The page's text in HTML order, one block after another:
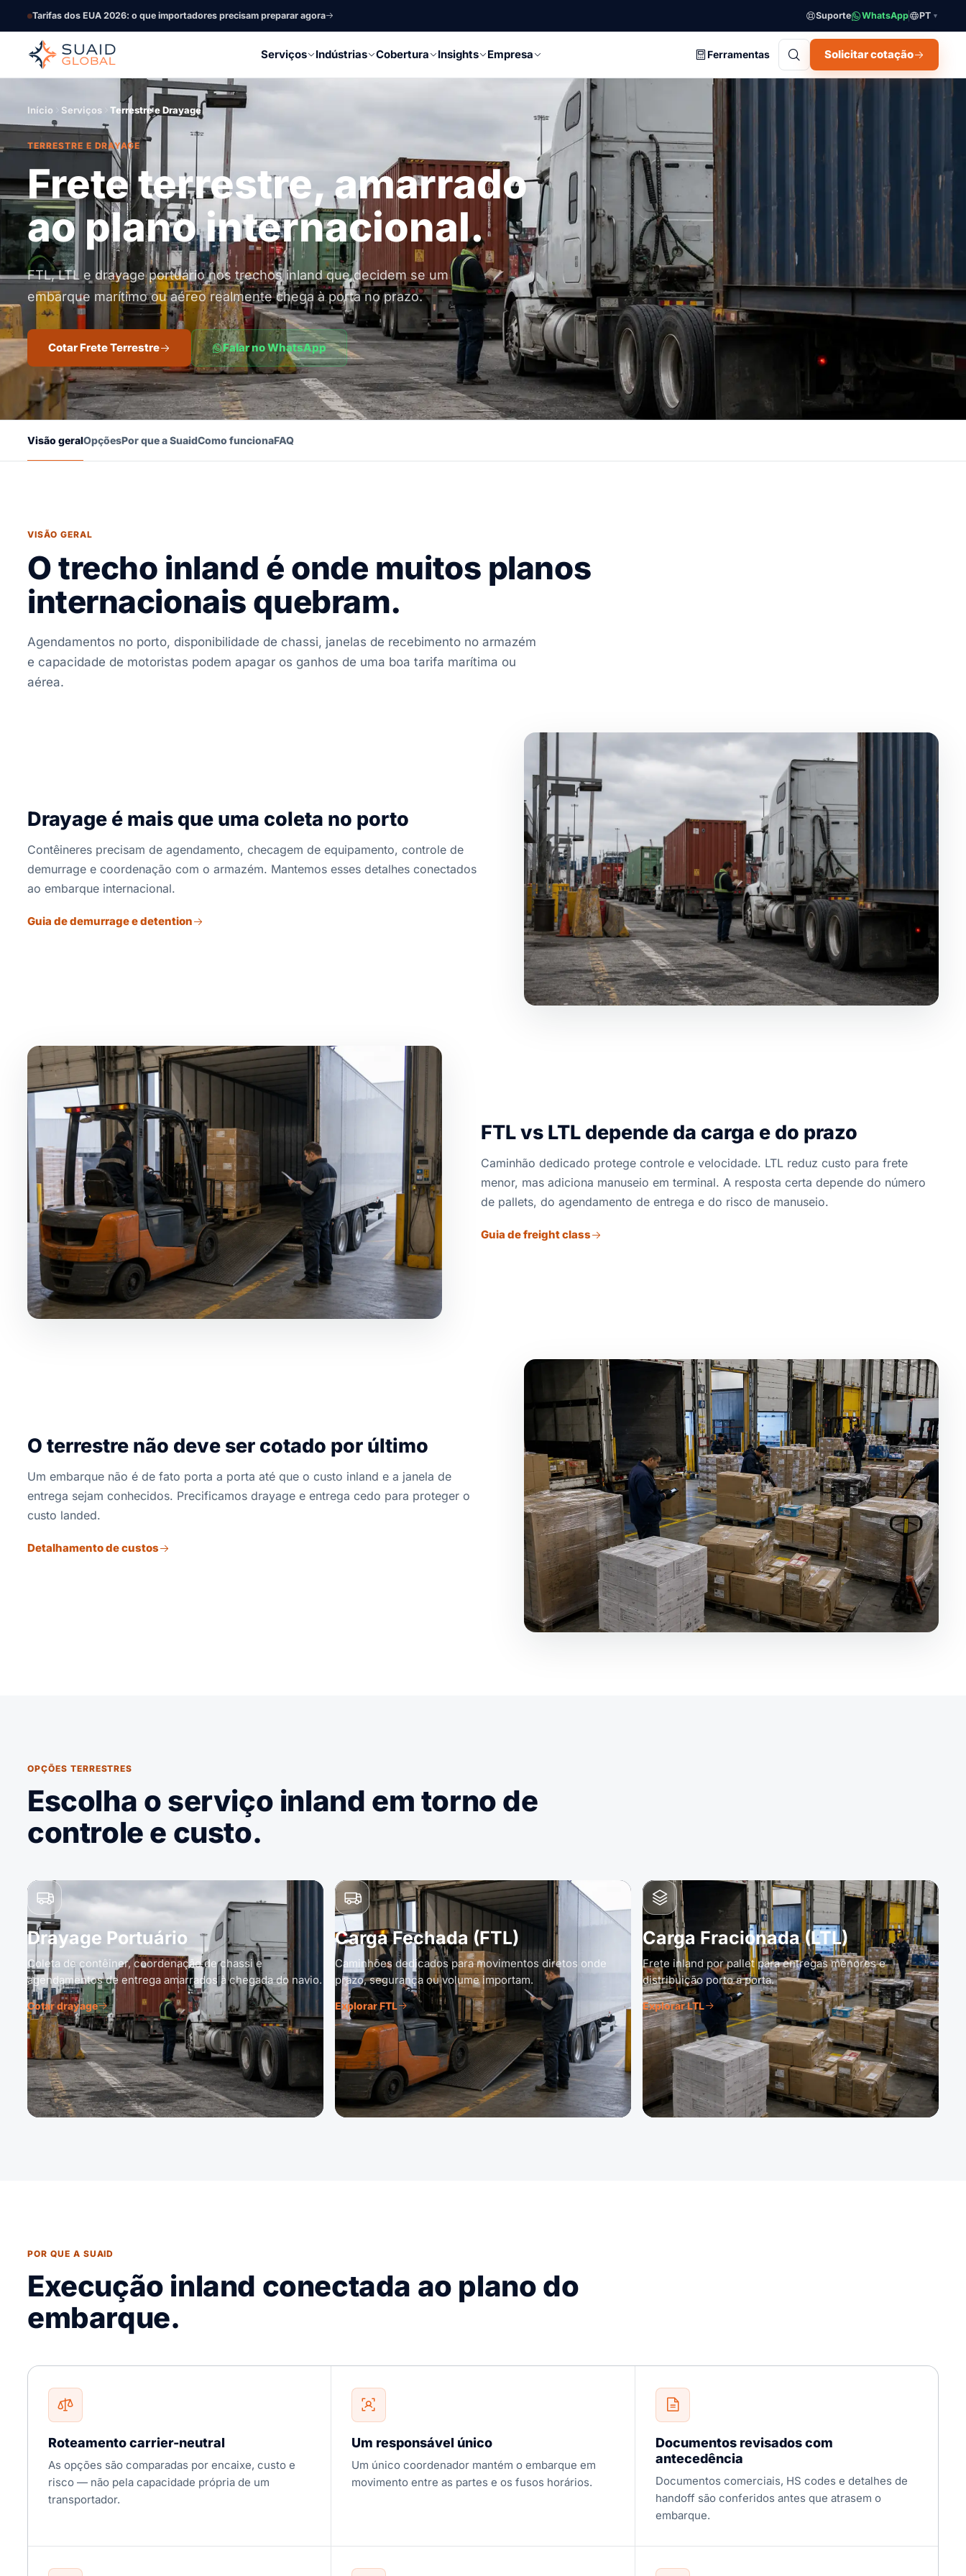
Tarifas dos EUA 2026: o que importadores precisam preparar agora Suporte WhatsApp PT ▼
Serviços Indústrias Cobertura Insights Empresa Ferramentas Solicitar cotação
Início Serviços Terrestre e Drayage
TERRESTRE E DRAYAGE
Frete terrestre, amarrado
ao plano internacional.
FTL, LTL e drayage portuário nos trechos inland que decidem se um
embarque marítimo ou aéreo realmente chega à porta no prazo.
Cotar Frete Terrestre Falar no WhatsApp
Visão geralOpçõesPor que a SuaidComo funcionaFAQ
VISÃO GERAL
O trecho inland é onde muitos planos
internacionais quebram.
Agendamentos no porto, disponibilidade de chassi, janelas de recebimento no armazém
e capacidade de motoristas podem apagar os ganhos de uma boa tarifa marítima ou
aérea.
Drayage é mais que uma coleta no porto
Contêineres precisam de agendamento, checagem de equipamento, controle de
demurrage e coordenação com o armazém. Mantemos esses detalhes conectados
ao embarque internacional.
Guia de demurrage e detention
FTL vs LTL depende da carga e do prazo
Caminhão dedicado protege controle e velocidade. LTL reduz custo para frete
menor, mas adiciona manuseio em terminal. A resposta certa depende do número
de pallets, do agendamento de entrega e do risco de manuseio.
Guia de freight class
O terrestre não deve ser cotado por último
Um embarque não é de fato porta a porta até que o custo inland e a janela de
entrega sejam conhecidos. Precificamos drayage e entrega cedo para proteger o
custo landed.
Detalhamento de custos
OPÇÕES TERRESTRES
Escolha o serviço inland em torno de
controle e custo.
Drayage Portuário
Coleta de contêiner, coordenação de chassi e
agendamentos de entrega amarrados à chegada do navio.
Cotar drayage
Carga Fechada (FTL)
Caminhões dedicados para movimentos diretos onde
prazo, segurança ou volume importam.
Explorar FTL
Carga Fracionada (LTL)
Frete inland por pallet para entregas menores e
distribuição porto a porta.
Explorar LTL
POR QUE A SUAID
Execução inland conectada ao plano do
embarque.
Roteamento carrier-neutral
As opções são comparadas por encaixe, custo e
risco — não pela capacidade própria de um
transportador.
Um responsável único
Um único coordenador mantém o embarque em
movimento entre as partes e os fusos horários.
Documentos revisados com
antecedência
Documentos comerciais, HS codes e detalhes de
handoff são conferidos antes que atrasem o
embarque.